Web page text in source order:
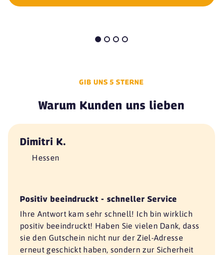
GIB UNS 5 STERNE
Warum Kunden uns lieben
Dimitri K.
Hessen
Positiv beeindruckt - schneller Service
Ihre Antwort kam sehr schnell! Ich bin wirklich
positiv beeindruckt! Haben Sie vielen Dank, dass
sie den Gutschein nicht nur der Ziel-Adresse
erneut geschickt haben, sondern zur Sicherheit